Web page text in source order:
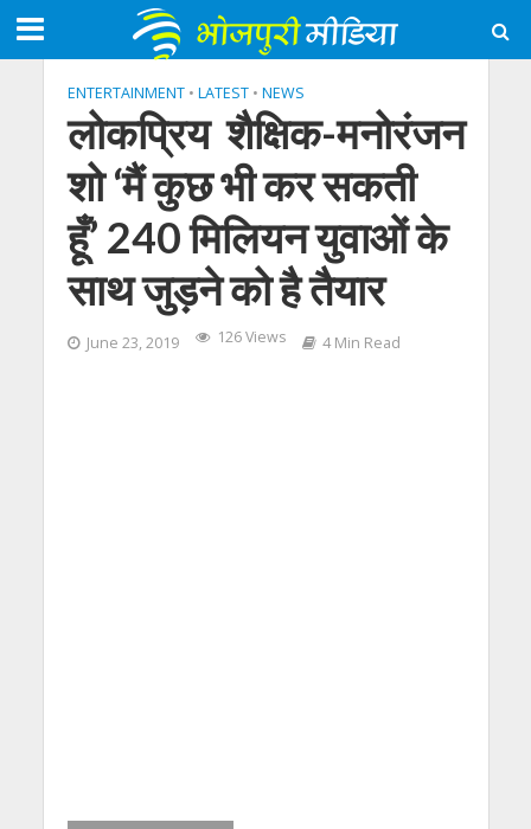
ENTERTAINMENT • LATEST • NEWS
लोकप्रिय शैक्षिक-मनोरंजन
शो ‘मैं कुछ भी कर सकती
हूँ’ 240 मिलियन युवाओं के
साथ जुड़ने को है तैयार
June 23, 2019 126 Views 4 Min Read